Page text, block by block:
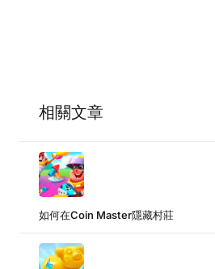
相關文章
如何在Coin Master隱藏村莊